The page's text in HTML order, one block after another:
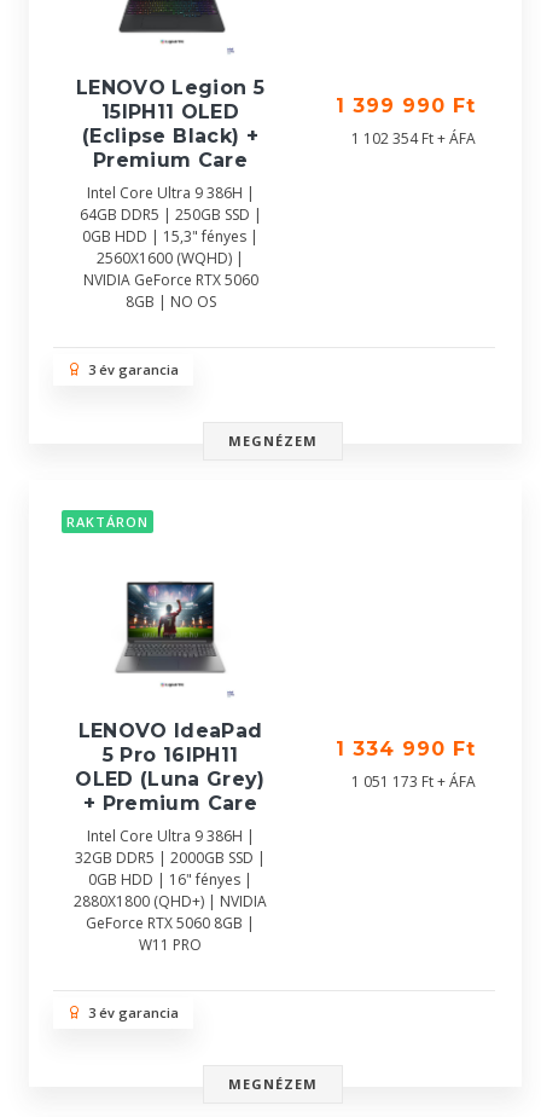
LENOVO Legion 5
15IPH11 OLED
(Eclipse Black) +
Premium Care
Intel Core Ultra 9 386H |
64GB DDR5 | 250GB SSD |
0GB HDD | 15,3" fényes |
2560X1600 (WQHD) |
NVIDIA GeForce RTX 5060
8GB | NO OS
1 399 990 Ft
1 102 354 Ft + ÁFA
3 év garancia
MEGNÉZEM
RAKTÁRON
LENOVO IdeaPad
5 Pro 16IPH11
OLED (Luna Grey)
+ Premium Care
Intel Core Ultra 9 386H |
32GB DDR5 | 2000GB SSD |
0GB HDD | 16" fényes |
2880X1800 (QHD+) | NVIDIA
GeForce RTX 5060 8GB |
W11 PRO
1 334 990 Ft
1 051 173 Ft + ÁFA
3 év garancia
MEGNÉZEM